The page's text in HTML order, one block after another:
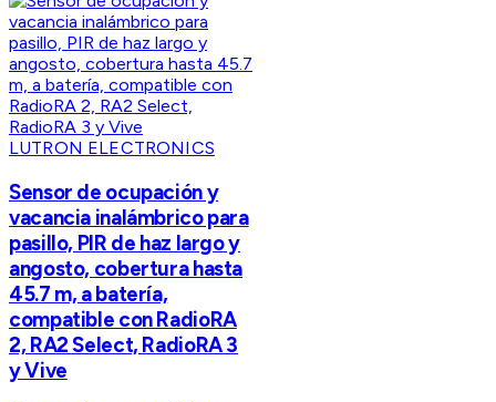
LUTRON ELECTRONICS
Sensor de ocupación y
vacancia inalámbrico para
pasillo, PIR de haz largo y
angosto, cobertura hasta
45.7 m, a batería,
compatible con RadioRA
2, RA2 Select, RadioRA 3
y Vive